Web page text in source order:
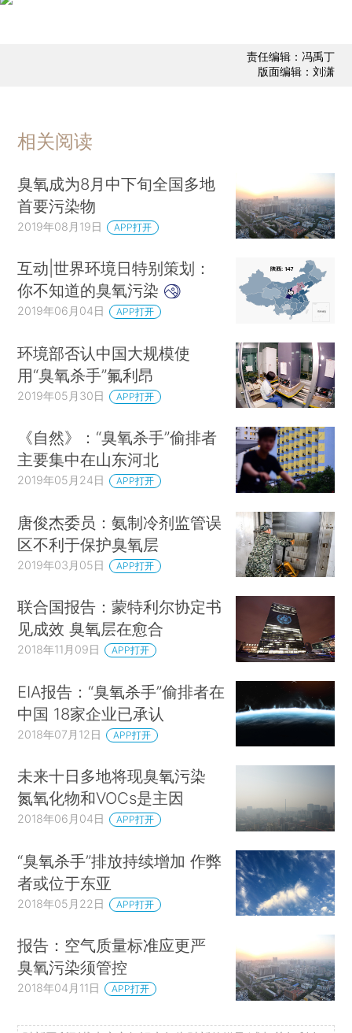
责任编辑：冯禹丁
版面编辑：刘潇
相关阅读
臭氧成为8月中下旬全国多地
首要污染物
2019年08月19日 APP打开
互动|世界环境日特别策划：
你不知道的臭氧污染
2019年06月04日 APP打开
环境部否认中国大规模使
用“臭氧杀手”氟利昂
2019年05月30日 APP打开
《自然》：“臭氧杀手”偷排者
主要集中在山东河北
2019年05月24日 APP打开
唐俊杰委员：氨制冷剂监管误
区不利于保护臭氧层
2019年03月05日 APP打开
联合国报告：蒙特利尔协定书
见成效 臭氧层在愈合
2018年11月09日 APP打开
EIA报告：“臭氧杀手”偷排者在
中国 18家企业已承认
2018年07月12日 APP打开
未来十日多地将现臭氧污染
氮氧化物和VOCs是主因
2018年06月04日 APP打开
“臭氧杀手”排放持续增加 作弊
者或位于东亚
2018年05月22日 APP打开
报告：空气质量标准应更严
臭氧污染须管控
2018年04月11日 APP打开